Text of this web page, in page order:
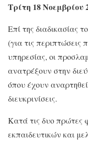
Τρίτη 18 Νοεμβρίου
Επί της διαδικασίας
(για τις περιπτώσεις
υπηρεσίας, οι
ανατρέξουν στην
όπου έχουν
διευκρινίσεις.
Κατά τις δυο
εκπαιδευτικών και